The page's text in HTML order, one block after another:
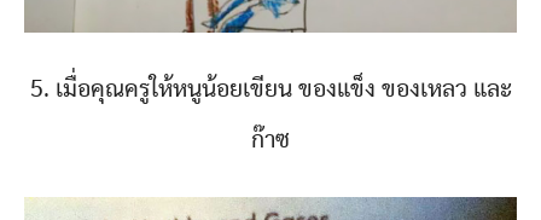
5. เมื่อคุณครูให้หนูน้อยเขียน ของแข็ง ของเหลว และ
ก๊าซ